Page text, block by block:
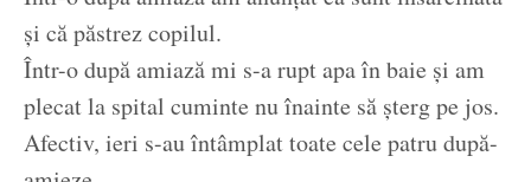
și că păstrez copilul.
Într-o după amiază mi s-a rupt apa în baie și am
plecat la spital cuminte nu înainte să șterg pe jos.
Afectiv, ieri s-au întâmplat toate cele patru după-